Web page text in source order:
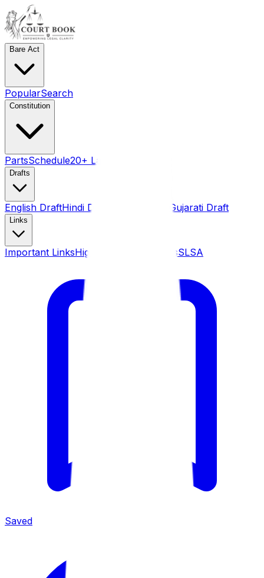
Bare Act
PopularSearch
Constitution
PartsSchedule20+ Language pdf
Drafts
English DraftHindi Draft Gujarati Draft
Links
Important LinksHigh Courts JudgmentsSLSA
Saved